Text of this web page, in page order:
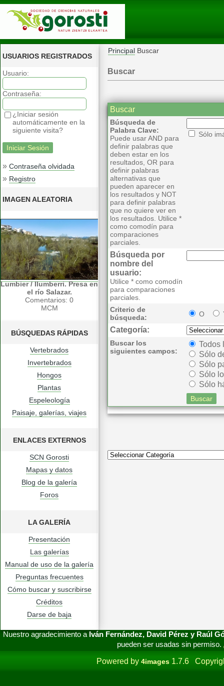
USUARIOS REGISTRADOS
Usuario:
Contraseña:
¿Iniciar sesión
automáticamente en la
siguiente visita?
» Contraseña olvidada
» Registro
IMAGEN ALEATORIA
Lumbier / Ilumberri. Presa en
el río Salazar.
Comentarios: 0
MCM
BÚSQUEDAS RÁPIDAS
Vertebrados
Invertebrados
Hongos
Plantas
Espeleología
Paisaje, galerías, viajes
ENLACES EXTERNOS
SCN Gorosti
Mapas y datos
Blog de la galería
Foros
LA GALERÍA
Presentación
Las galerías
Manual de uso de la galería
Preguntas frecuentes
Cómo buscar y suscribirse
Créditos
Darse de baja
Principal Buscar
Buscar
Buscar
Búsqueda de
Palabra Clave:
Puede usar AND para
definir palabras que
deben estar en los
resultados, OR para
definir palabras
alternativas que
pueden aparecer en
los resultados y NOT
para definir palabras
que no quiere ver en
los resultados. Utilice *
como comodín para
comparaciones
parciales.
Sólo
Búsqueda por
nombre del
usuario:
Utilice * como comodín
para comparaciones
parciales.
Criterio de
búsqueda:
O
Categoría:
Buscar los
siguientes campos:
Todos
Sólo
Sólo
Sólo
Sólo
Nuestro agradecimiento a Iván Fernández, David Pérez y Raúl
pueden ser usadas sin permiso.
Powered by 4images 1.7.6